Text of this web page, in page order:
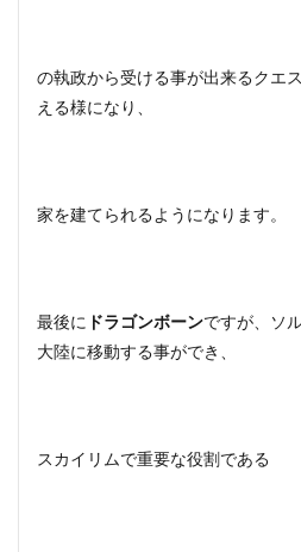
の執政から受ける事が出来るクエ
える様になり、
家を建てられるようになります。
最後に ドラゴンボーンですが、ソ
大陸に移動する事ができ、
スカイリムで重要な役割である